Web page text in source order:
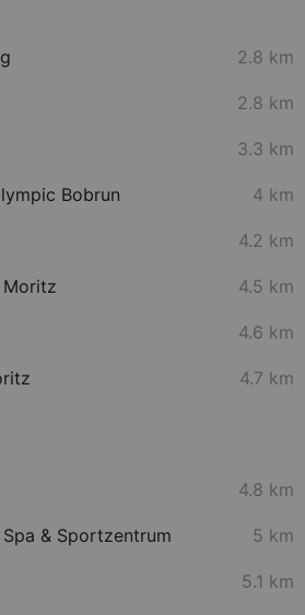
2.8 km
2.8 km
3.3 km
Bobrun 4 km
4.2 km
Moritz 4.5 km
4.6 km
4.7 km
4.8 km
& Sportzentrum 5 km
5.1 km